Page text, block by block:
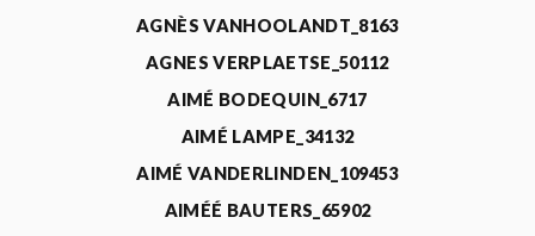
AGNÈS VANHOOLANDT_8163
AGNES VERPLAETSE_50112
AIMÉ BODEQUIN_6717
AIMÉ LAMPE_34132
AIMÉ VANDERLINDEN_109453
AIMÉÉ BAUTERS_65902